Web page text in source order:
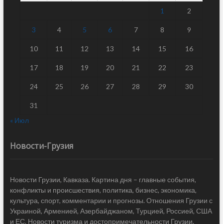
1 2
3 4 5 6 7 8 9
10 11 12 13 14 15 16
17 18 19 20 21 22 23
24 25 26 27 28 29 30
31
« Июл
Новости-Грузия
Новости Грузии, Кавказа. Картина дня – главные события,
конфликты и происшествия, политика, бизнес, экономика,
культура, спорт, комментарии и прогнозы. Отношения Грузии с
Украиной, Арменией, Азербайджаном, Турцией, Россией, США
и ЕС. Новости туризма и достопримечательности Грузии.